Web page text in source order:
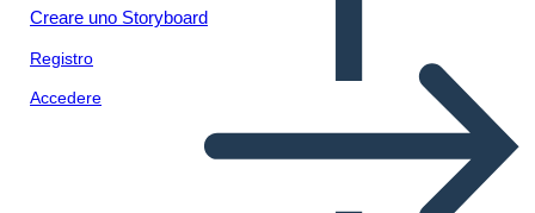
Creare uno Storyboard
Registro
Accedere